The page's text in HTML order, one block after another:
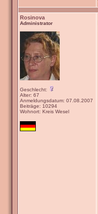
Rosinova
Administrator
Geschlecht:
Alter: 67
Anmeldungsdatum: 07.08.2007
Beiträge: 10294
Wohnort: Kreis Wesel